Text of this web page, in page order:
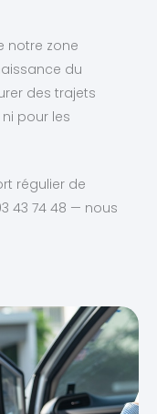
notre zone
du
des trajets
pour les
régulier de
43 74 48 — nous